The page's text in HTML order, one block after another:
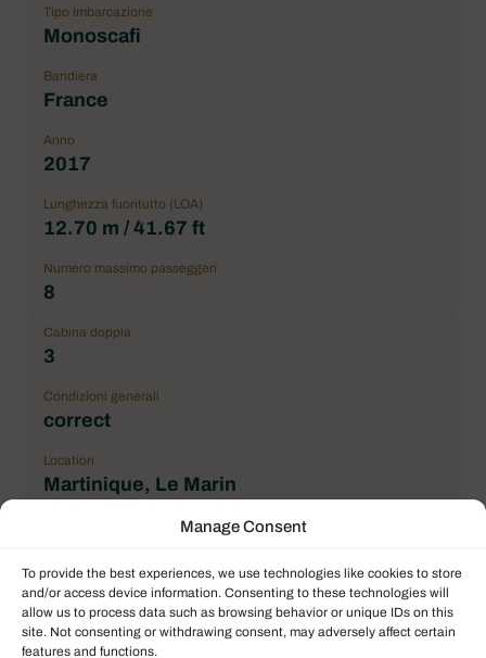
Manage Consent
To provide the best experiences, we use technologies like cookies to store
and/or access device information. Consenting to these technologies will
allow us to process data such as browsing behavior or unique IDs on this
site. Not consenting or withdrawing consent, may adversely affect certain
features and functions.
Tipo imbarcazione
Monoscafi
Bandiera
France
Anno
2017
Lunghezza fuoritutto (LOA)
12.70 m / 41.67 ft
Numero massimo passeggeri
8
Cabina doppia
3
Condizioni generali
correct
Location
Martinique, Le Marin
Marchio
Dufour
Modello imbarcazione